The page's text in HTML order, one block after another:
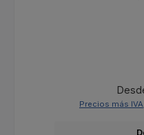
Precios más